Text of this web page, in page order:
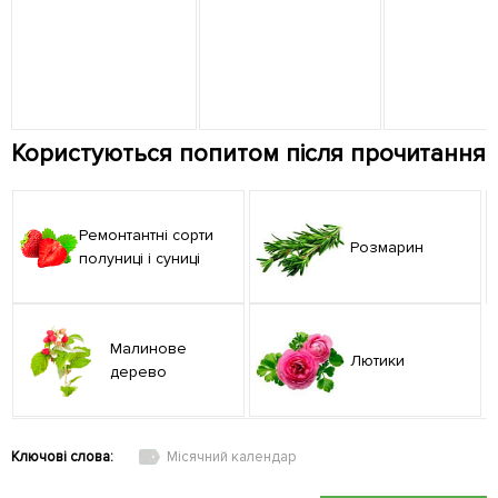
Користуються попитом після прочитання
Ремонтантні сорти
полуниці і суниці
Малинове
дерево
Розмарин
Лютики
Ключові слова: Місячний календар